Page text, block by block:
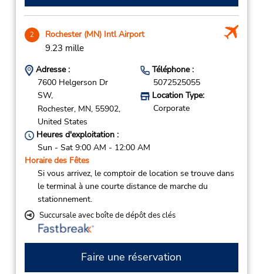
2 Rochester (MN) Intl Airport
9.23 mille
Adresse :
7600 Helgerson Dr
SW,
Rochester, MN, 55902,
United States
Téléphone :
5072525055
Location Type:
Corporate
Heures d'exploitation :
Sun - Sat 9:00 AM - 12:00 AM
Horaire des Fêtes
Si vous arrivez, le comptoir de location se trouve dans
le terminal à une courte distance de marche du
stationnement.
Succursale avec boîte de dépôt des clés
Faire une réservation